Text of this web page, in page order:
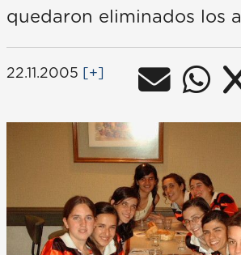
quedaron eliminados los
22.11.2005 [+]